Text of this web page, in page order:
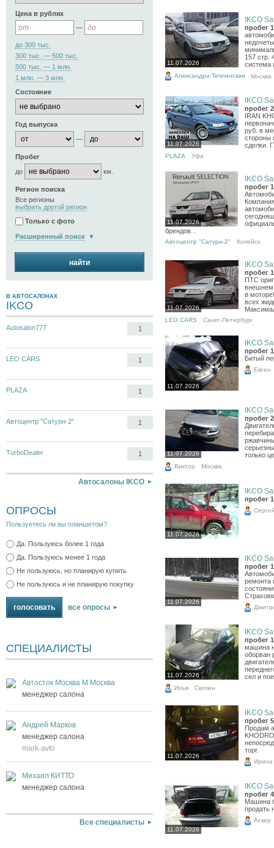
Цена в рублях
—
до 300 тыс.
300 тыс. — 500 тыс.
500 тыс. — 1 млн.
1 млн. — 3 млн.
Состояние
Год выпуска
—
Пробег
до
км.
Регион поиска
Все регионы
выбрать другой регион
Только с фото
Расширенный поиск
найти
В АВТОСАЛОНАХ
IKCO
Autosalon777 1
LEO CARS 1
PLAZA 1
Автоцентр "Сатурн-2" 1
TurboDealer 1
Автосалоны IKCO
ОПРОСЫ
Пользуетесь ли вы планшетом?
Да. Пользуюсь более 1 года
Да. Пользуюсь менее 1 года
Не пользуюсь, но планирую купить
Не пользуюсь и не планирую покупку
все опросы
СПЕЦИАЛИСТЫ
Автосток Москва М Москва
менеджер салона
Андрей Марков
менеджер салона
mark-avto
Михаил КИТТО
менеджер салона
Все специалисты
11.07.2026
IKCO
пробег
157 стр.
система
Александра Теплинская Москва
11.07.2026
IKCO
пробег
IRAN
руб. в
стороны
сделки.
PLAZA Уфа
11.07.2026
IKCO
пробег
брендов...
Автоцентр "Сатурн-2" Копейск
11.07.2026
IKCO
пробег
ПТС
внешнем
в
всех
LEO CARS Санкт-Петербург
11.07.2026
IKCO
пробег
Битый
Евген
11.07.2026
IKCO
пробег
только
Виктор Москва
11.07.2026
IKCO
пробег
11.07.2026
IKCO
пробег
ремонта
11.07.2026
IKCO
пробег
машина
оборван
сел и
Илья Скопин
11.07.2026
IKCO
пробег
Продам
торг.
Ирина
11.07.2026
IKCO
пробег
Машина
продать
Аскер